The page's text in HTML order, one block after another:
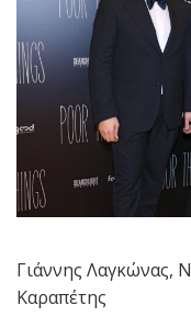
Γιάννης Λαγκώνας,
Καραπέτης